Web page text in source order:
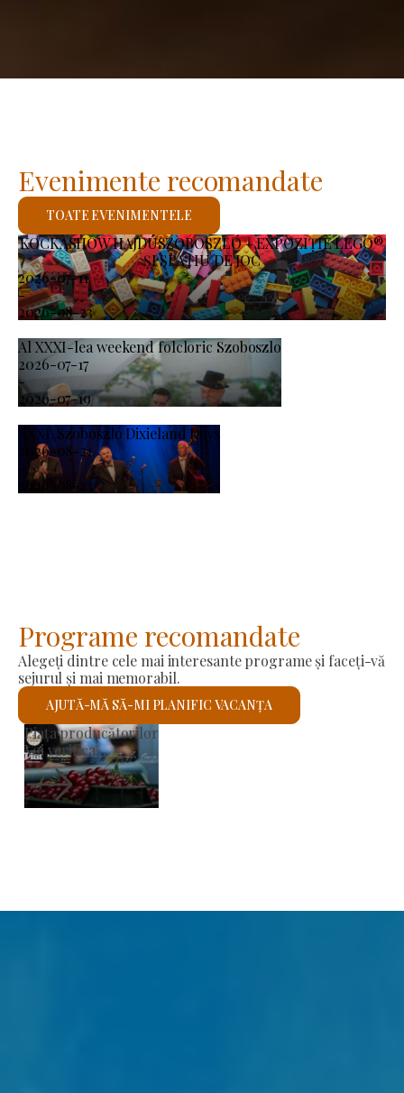
KOCKASHOW HAJDÚSZOBOSZLÓ – EXPOZIȚIE LEGO®
ȘI SPAȚIU DE JOC
2026-07-11
-
2026-08-23
Al XXXI-lea weekend folcloric Szoboszlo
2026-07-17
-
2026-07-19
XXXI. Szoboszló Dixieland Days
2026-08-21
-
2026-08-23
Evenimente recomandate
TOATE EVENIMENTELE
Programe recomandate
Alegeți dintre cele mai interesante programe și faceți-vă
sejurul și mai memorabil.
AJUTĂ-MĂ SĂ-MI PLANIFIC VACANȚA
Biserica romano-catolică Sfântul László
Voi verifica